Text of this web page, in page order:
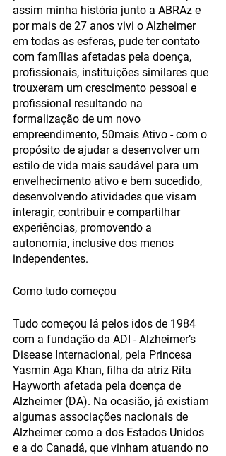
assim minha história junto a ABRAz e
por mais de 27 anos vivi o Alzheimer
em todas as esferas, pude ter contato
com famílias afetadas pela doença,
profissionais, instituições similares que
trouxeram um crescimento pessoal e
profissional resultando na
formalização de um novo
empreendimento, 50mais Ativo - com o
propósito de ajudar a desenvolver um
estilo de vida mais saudável para um
envelhecimento ativo e bem sucedido,
desenvolvendo atividades que visam
interagir, contribuir e compartilhar
experiências, promovendo a
autonomia, inclusive dos menos
independentes.
Como tudo começou
Tudo começou lá pelos idos de 1984
com a fundação da ADI - Alzheimer’s
Disease Internacional, pela Princesa
Yasmin Aga Khan, filha da atriz Rita
Hayworth afetada pela doença de
Alzheimer (DA). Na ocasião, já existiam
algumas associações nacionais de
Alzheimer como a dos Estados Unidos
e a do Canadá, que vinham atuando no